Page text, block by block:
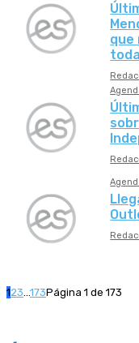
que
123 173Página 1 de 173